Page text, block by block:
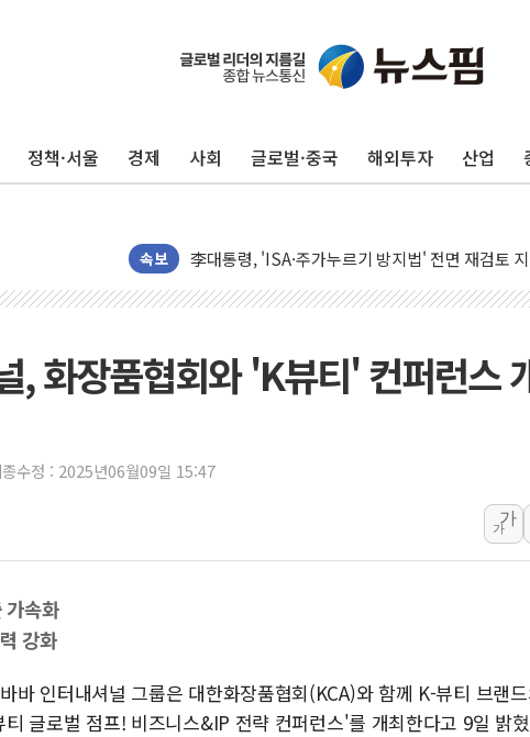
정책·서울 경제 사회 글로벌·중국 해외투자 산업
속보
中 전방위 아파트 부양, 수도 베이징도 부동산 규제
인제 용대리 계곡서 수위 상승으로 피서객 7명 고
강원 중·남부 동해안 시간당 50mm 이상 폭우…호
청양 밭에서 일하던 90대 숨져…온열질환 여부 조
李대통령, 'ISA·주가누르기 방지법' 전면 재검토 지
주말 무더위·열대야 지속…내륙 곳곳 소나기
충북 주말 무더위 지속…청주·진천 35도, 곳곳 소나
민주당, 오늘 제주·인천 경선 발표...김민석 '재역
뉴욕증시, 고용 쇼크에 금리 인상 우려 후퇴
트럼프, 쿡 연준 이사 해임 재추진…"26일까지 의
, 화장품협회와 'K뷰티' 컨퍼런스
수정 : 2025년06월09일 15:47
가
가
가속화
강화
바 인터내셔널 그룹은 대한화장품협회(KCA)와 함께 K-뷰티 브랜
글로벌 점프! 비즈니스&IP 전략 컨퍼런스'를 개최한다고 9일 밝